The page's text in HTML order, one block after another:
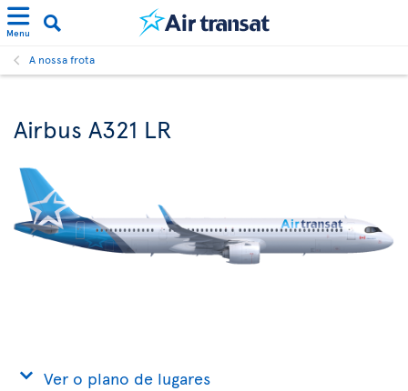
Menu
A nossa frota
Airbus A321 LR
Ver o plano de lugares